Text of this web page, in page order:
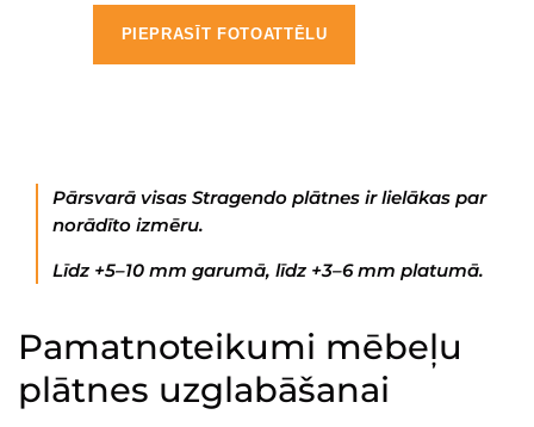
PIEPRASĪT FOTOATTĒLU
Pārsvarā visas Stragendo plātnes ir lielākas par
norādīto izmēru.
Līdz +5–10 mm garumā, līdz +3–6 mm platumā.
Pamatnoteikumi mēbeļu
plātnes uzglabāšanai